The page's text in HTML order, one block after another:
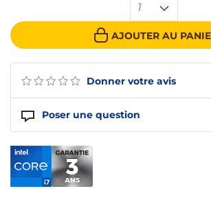
Donner votre avis
Poser une question
1
AJOUTER AU